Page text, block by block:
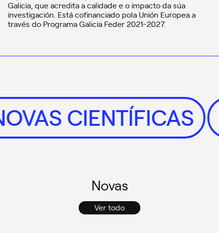
Galicia, que acredita a calidade e o impacto da súa
investigación. Está cofinanciado pola Unión Europea a
través do Programa Galicia Feder 2021-2027.
NOVAS CIENTÍFICAS
Novas
Ver todo